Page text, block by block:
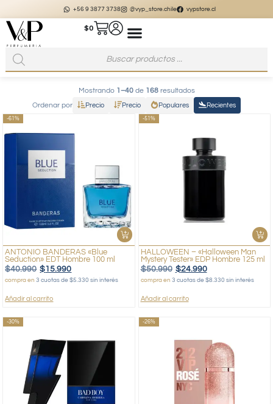
+56 9 3877 3738 @vyp_store.chile vypstore.cl
$0
Mostrando 1–40de 168resultados
Ordenar por
Precio Precio Populares Recientes
-61%
ANTONIO BANDERAS «Blue
Seduction» EDT Hombre 100 ml
$40.990 $15.990
compra en3 cuotas de $5.330 sin interés
Añadir al carrito
-51%
HALLOWEEN – «Halloween Man
Mystery Tester» EDP Hombre 125 ml
$50.990 $24.990
compra en 3 cuotas de $8.330 sin interés
Añadir al carrito
-30% -26%